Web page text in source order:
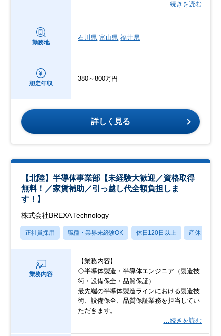
…続きを読む
勤務地
石川県 富山県 福井県
想定年収
380～800万円
詳しく見る
【北陸】半導体事業部【未経験大歓迎／資格取得
無料！／家賃補助／引っ越し代全額負担しま
す！】
株式会社BREXA Technology
正社員採用 職種・業界未経験OK 休日120日以上 産休・育休
業務内容
【業務内容】
◇半導体製造・半導体エンジニア（製造技
術・設備保全・品質保証）
最先端の半導体製造ラインにおける製造技
術、設備保全、品質保証業務を担当してい
ただきます。
…続きを読む